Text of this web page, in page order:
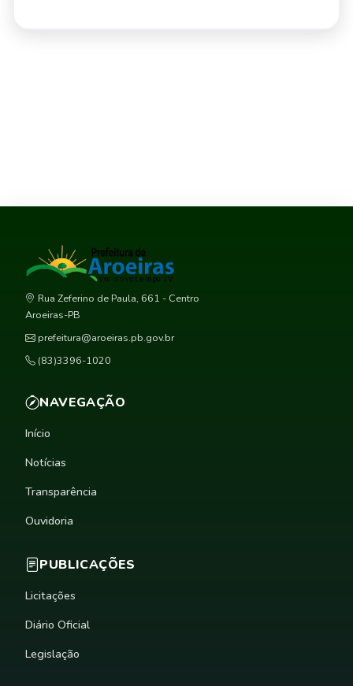
Rua Zeferino de Paula, 661 - Centro
Aroeiras-PB
prefeitura@aroeiras.pb.gov.br
(83)3396-1020
NAVEGAÇÃO
Início
Notícias
Transparência
Ouvidoria
PUBLICAÇÕES
Licitações
Diário Oficial
Legislação